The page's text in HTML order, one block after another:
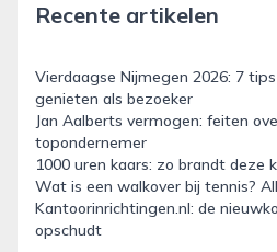
Recente artikelen
Vierdaagse Nijmegen 2026: 7
genieten als bezoeker
Jan Aalberts vermogen: feiten
topondernemer
1000 uren kaars: zo brandt deze
Wat is een walkover bij tennis?
Kantoorinrichtingen.nl: de
opschudt